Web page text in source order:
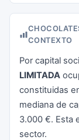
CONTEXTO
Por capital
LIMITADA
constituidas
mediana de
3.000 €. Esta
sector.